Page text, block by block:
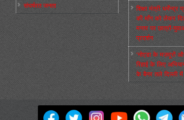
संघर्षरत जनता
शिक्षा मंत्री
की माँग को लेकर
मन्तर पर छात्रों-
प्रदर्शन
‘नोएडा के मज़दूरों
रिहाई के लिए
के बैनर तले दिल्ली में
मज़दूर बिगुल Powered by
WordPress